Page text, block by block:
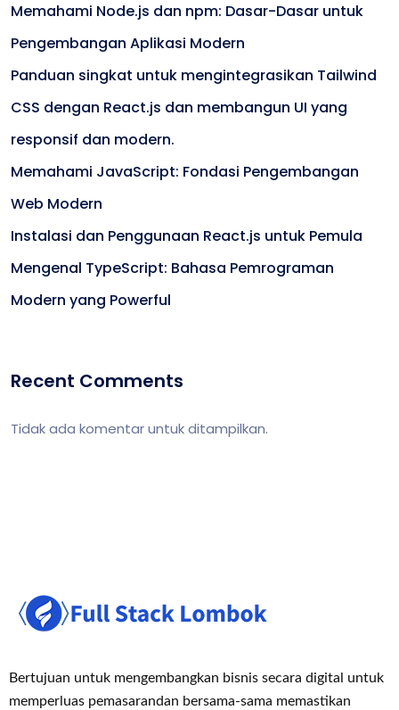
Memahami Node.js dan npm: Dasar-Dasar untuk
Pengembangan Aplikasi Modern
Panduan singkat untuk mengintegrasikan Tailwind
CSS dengan React.js dan membangun UI yang
responsif dan modern.
Memahami JavaScript: Fondasi Pengembangan
Web Modern
Instalasi dan Penggunaan React.js untuk Pemula
Mengenal TypeScript: Bahasa Pemrograman
Modern yang Powerful
Recent Comments
Tidak ada komentar untuk ditampilkan.
Bertujuan untuk mengembangkan bisnis secara digital untuk
memperluas pemasarandan bersama-sama memastikan